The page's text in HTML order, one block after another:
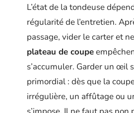
L’état de la tondeuse
régularité de l’entretien.
passage, vider le carter et
plateau de coupe
s’accumuler. Garder un œil
primordial : dès que la
irrégulière, un affûtage ou